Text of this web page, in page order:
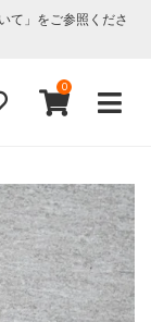
て」をご参照くださ
0